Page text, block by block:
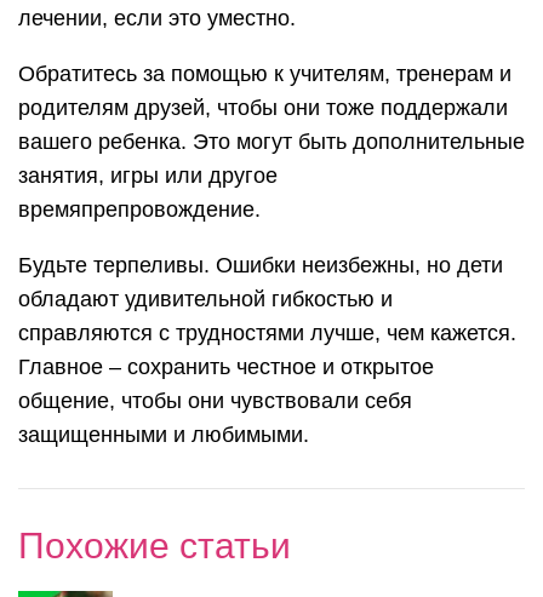
лечении, если это уместно.
Обратитесь за помощью к учителям, тренерам и
родителям друзей, чтобы они тоже поддержали
вашего ребенка. Это могут быть дополнительные
занятия, игры или другое
времяпрепровождение.
Будьте терпеливы. Ошибки неизбежны, но дети
обладают удивительной гибкостью и
справляются с трудностями лучше, чем кажется.
Главное – сохранить честное и открытое
общение, чтобы они чувствовали себя
защищенными и любимыми.
Похожие статьи